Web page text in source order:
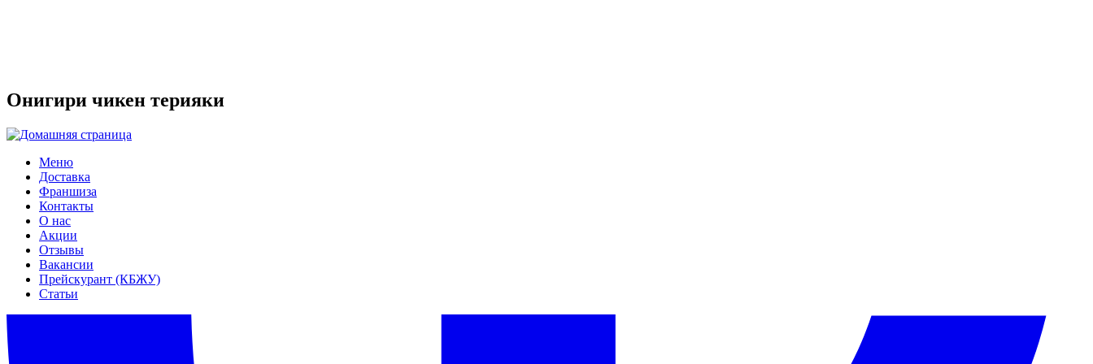
Онигири чикен терияки
Меню
Доставка
Франшиза
Контакты
О нас
Акции
Отзывы
Вакансии
Прейскурант (КБЖУ)
Статьи